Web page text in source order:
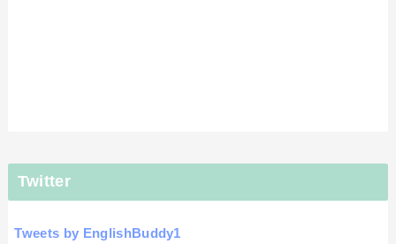
Twitter
Tweets by EnglishBuddy1